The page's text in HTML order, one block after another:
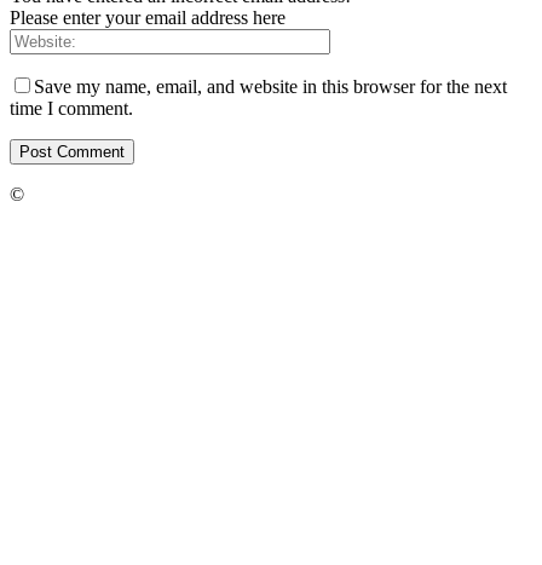
Please enter your email address here
Save my name, email, and website in this browser for the next
time I comment.
©